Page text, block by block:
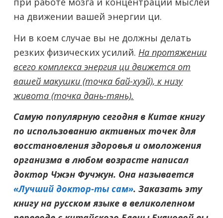
на движении вашей энергии ци.
Ни в коем случае вы не должны делать
резких физических усилий. На протяжении
всего комплекса энергия ци движется от
вашей макушки (точка бай-хуэй), к низу
живота (точка дань-тянь).
Самую популярную сегодня в Китае книгу
по использованию активных точек для
восстановления здоровья и омоложения
организма в любом возрасте написал
доктор Чжэн Фучжун. Она называется
«Лучший доктор-ты сам». Заказать эту
книгу на русском языке в великолепном